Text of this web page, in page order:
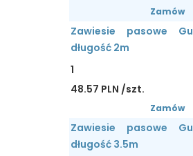
Zamów
Zawiesie pasowe
długość 2m
1
48.57 PLN /szt.
Zamów
Zawiesie pasowe
długość 3.5m